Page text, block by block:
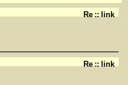
Re :: link
Re :: link